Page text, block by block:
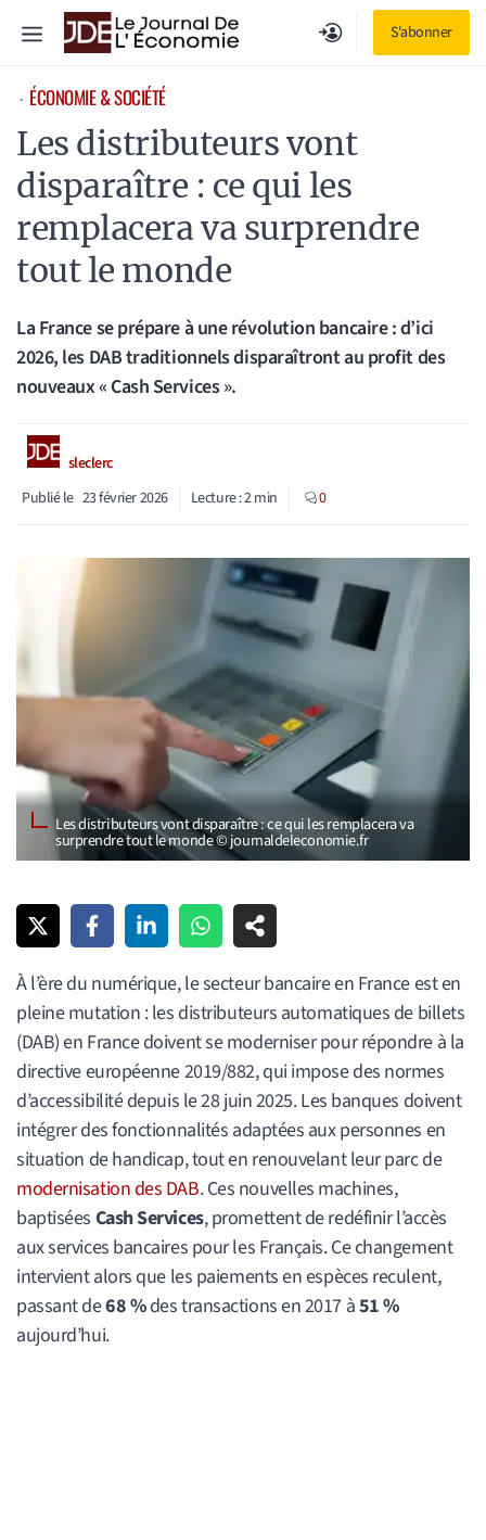
S'abonner
Menu
⋅ ÉCONOMIE & SOCIÉTÉ
Les distributeurs vont
disparaître : ce qui les
remplacera va surprendre
tout le monde
La France se prépare à une révolution bancaire : d’ici
2026, les DAB traditionnels disparaîtront au profit des
nouveaux « Cash Services ».
sleclerc
Publié le 23 février 2026 Lecture :2min 0
Les distributeurs vont disparaître : ce qui les remplacera va
surprendre tout le monde © journaldeleconomie.fr
À l’ère du numérique, le secteur bancaire en France est en
pleine mutation : les distributeurs automatiques de billets
(DAB) en France doivent se moderniser pour répondre à la
directive européenne 2019/882, qui impose des normes
d’accessibilité depuis le 28 juin 2025. Les banques doivent
intégrer des fonctionnalités adaptées aux personnes en
situation de handicap, tout en renouvelant leur parc de
modernisation des DAB. Ces nouvelles machines,
baptisées Cash Services, promettent de redéfinir l’accès
aux services bancaires pour les Français. Ce changement
intervient alors que les paiements en espèces reculent,
passant de68 %des transactions en 2017 à51 %
aujourd’hui.